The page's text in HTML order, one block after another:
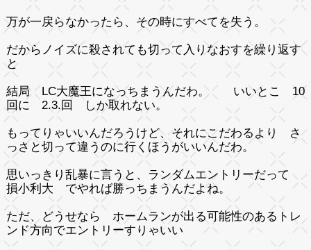
万が一戻らなかったら、その時にすべてを失う。
だからノイズに殺されても切って入りなおすを繰り返す
と
結局 LC大魔王になっちまうんだわ。 いいとこ 10
回に 2.3.回 しか取れない。
もってりゃいいんだろうけど、それにこだわるより さ
っさと切って違うのに行くほうがいいんだわ。
思いっきり乱暴に言うと、ランダムエントリーだって
損小利大 でやれば勝っちまうんだよね。
ただ、どうせなら ホームランが出る可能性のあるトレ
ンド方向でエントリーすりゃいい